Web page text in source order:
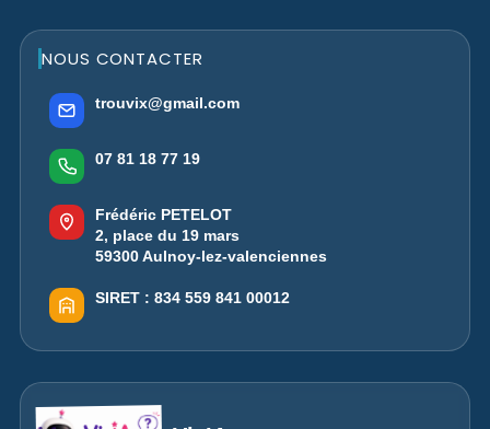
NOUS CONTACTER
trouvix@gmail.com
07 81 18 77 19
Frédéric PETELOT
2, place du 19 mars
59300 Aulnoy-lez-valenciennes
SIRET : 834 559 841 00012